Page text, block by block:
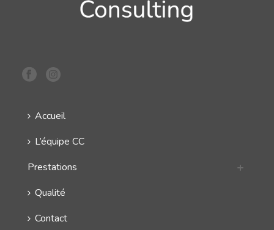
Accueil
L’équipe CC
Prestations
Qualité
Contact